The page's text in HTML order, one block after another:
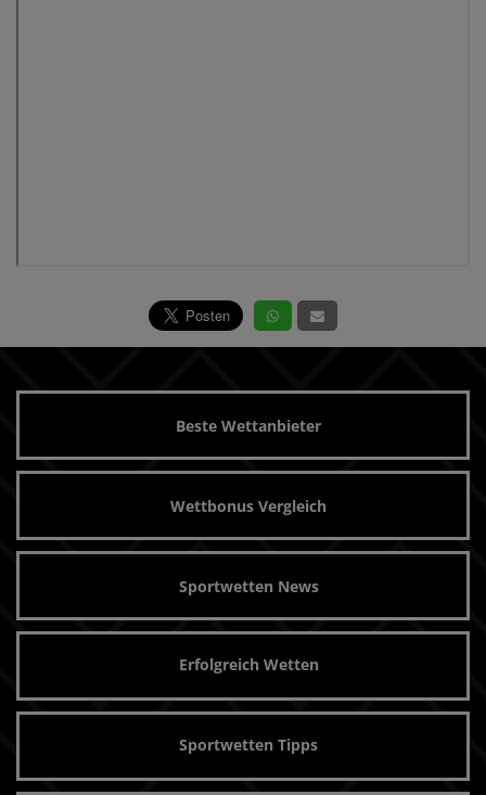
Beste Wettanbieter
Wettbonus Vergleich
Sportwetten News
Erfolgreich Wetten
Sportwetten Tipps